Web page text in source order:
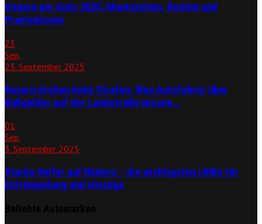
Ungarn per Auto 2025: Mautsystem, Routen und
Praxiswissen
23
Sep.
23. September 2025
Rasern drohen hohe Strafen: Was Autofahrer über
Bußgelder auf der Landstraße wissen...
01
Sep.
3. September 2025
Starke Helfer auf Rädern – die wichtigsten LKWs für
Entrümpelung und Umzüge